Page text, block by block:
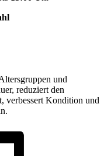
und
reduziert den
verbessert Kondition und